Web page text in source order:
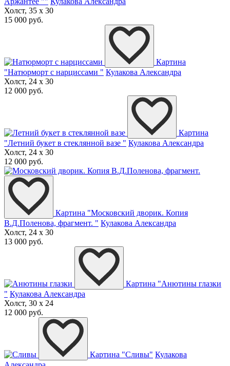
Холст, 35 x 30
15 000 руб.
Картина
"Натюрморт с нарциссами " Кулакова Александра
Холст, 24 x 30
12 000 руб.
Картина
"Летний букет в стеклянной вазе " Кулакова Александра
Холст, 24 x 30
12 000 руб.
Картина "Московский дворик. Копия
В.Д.Поленова, фрагмент. " Кулакова Александра
Холст, 24 x 30
13 000 руб.
Картина "Анютины глазки
" Кулакова Александра
Холст, 30 x 24
12 000 руб.
Картина "Сливы" Кулакова